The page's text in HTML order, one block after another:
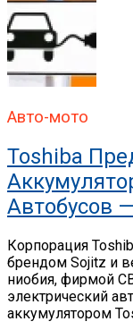
Авто-мото
Toshiba
Автобусов
Корпорация
брендом Sojitz и
ниобия, фирмой
электрический
аккумулятором